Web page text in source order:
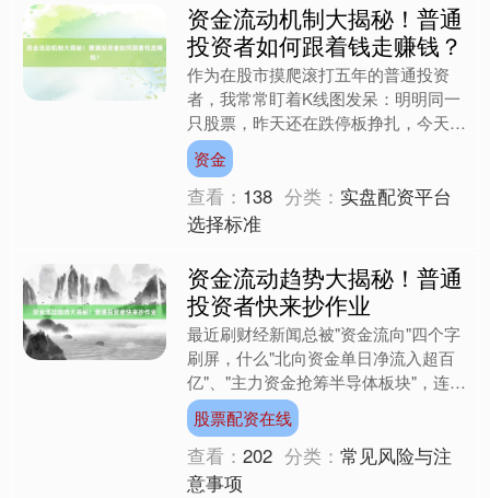
资金流动机制大揭秘！普通
投资者如何跟着钱走赚钱？
作为在股市摸爬滚打五年的普通投资
者，我常常盯着K线图发呆：明明同一
只股票，昨天还在跌停板挣扎，今天突
然被巨量资金撬开；某些板块明明业绩
平平，却因为某个政策传闻突....
资金
查看： 138 分类： 实盘配资平台
选择标准
资金流动趋势大揭秘！普通
投资者快来抄作业
最近刷财经新闻总被"资金流向"四个字
刷屏，什么"北向资金单日净流入超百
亿"、"主力资金抢筹半导体板块"，连我
常用的炒股软件都把资金指标放在K线
图最显眼的位置。作....
股票配资在线
查看：202 分类：常见风险与注
意事项